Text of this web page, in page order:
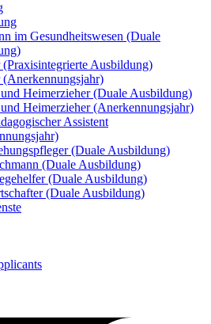
im Gesundheitswesen (Duale
(Praxisintegrierte Ausbildung)
(Anerkennungsjahr)
Heimerzieher (Duale Ausbildung)
Heimerzieher (Anerkennungsjahr)
Assistent
(Duale Ausbildung)
(Duale Ausbildung)
(Duale Ausbildung)
(Duale Ausbildung)